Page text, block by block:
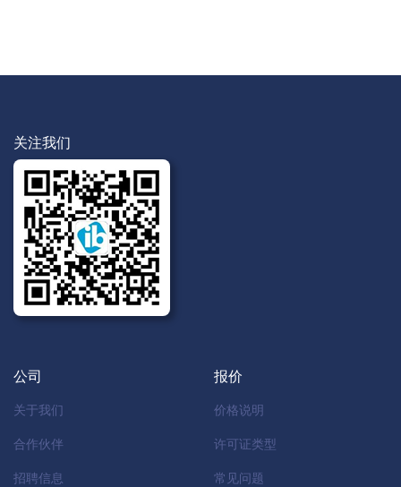
关注我们
公司
关于我们
合作伙伴
招聘信息
报价
价格说明
许可证类型
常见问题